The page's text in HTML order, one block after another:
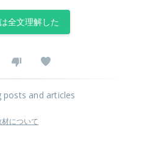
全文理解した
posts and articles
材について